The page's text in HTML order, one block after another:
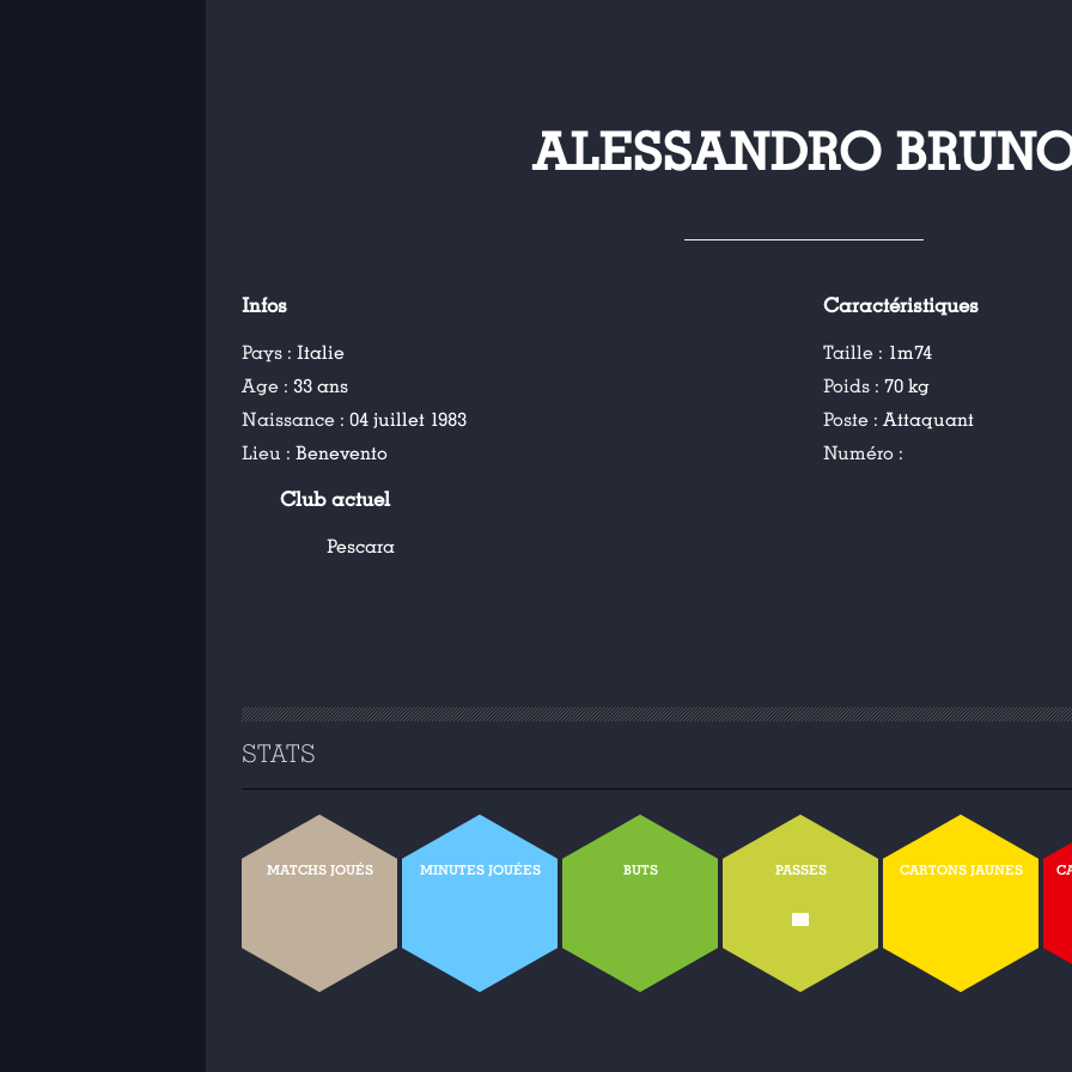
ALESSANDRO
Infos
Pays : Italie
Age : 33 ans
Naissance : 04 juillet 1983
Lieu : Benevento
Caractéristiques
Taille : 1m74
Poids :70 kg
Poste :Attaquant
Numéro :
Club actuel
Pescara
STATS
MATCHS JOUÉS MINUTES JOUÉES BUTS PASSES
-
CARTONS JAUNES